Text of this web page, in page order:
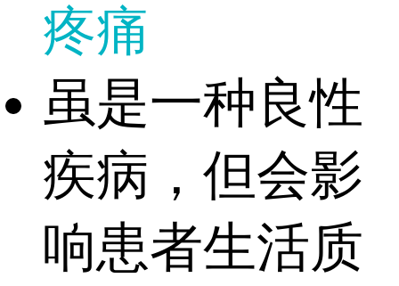
疼痛
虽是一种良性
疾病，但会影
响患者生活质